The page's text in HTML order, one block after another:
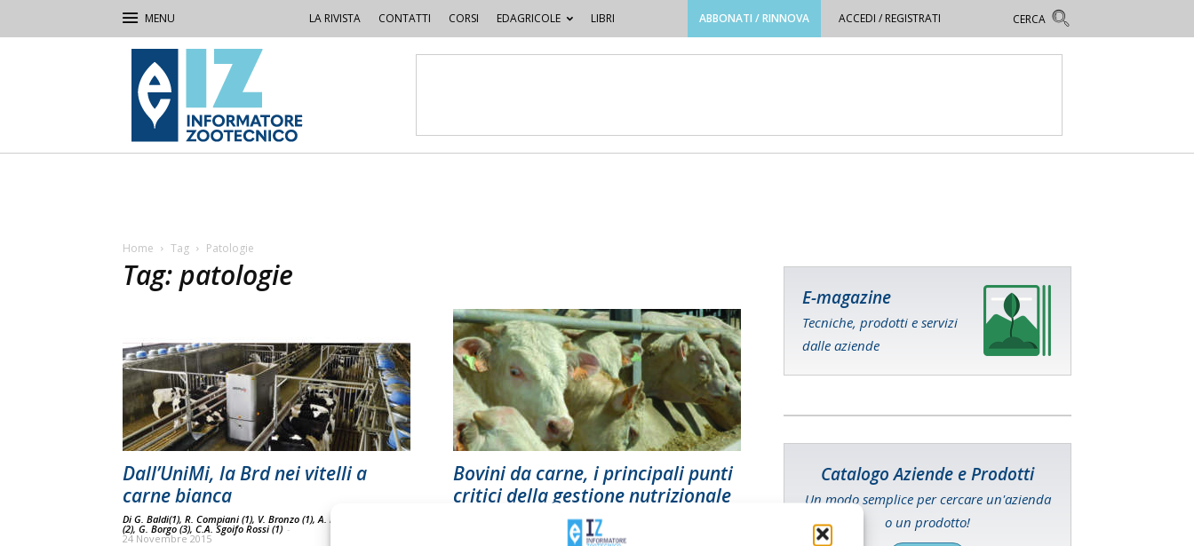
LA RIVISTA CONTATTI CORSI EDAGRICOLE LIBRI ABBONATI / RINNOVA ACCEDI / REGISTRATI
IZ
Informatore
Zootecnico
Home Tag Patologie
Tag: patologie
Dall’UniMi, la Brd nei vitelli a
carne bianca
Di G. Baldi(1), R. Compiani (1), V. Bronzo (1), A. Bassini (2), F. Toni
(2), G. Borgo (3), C.A. Sgoifo Rossi (1) -
24 Novembre 2015
Bovini da carne, i principali punti
critici della gestione nutrizionale
Di G. Baldi, R. Compiani, C.A. Sgoifo Rossi
E-magazine
Tecniche, prodotti e servizi
dalle aziende
Catalogo Aziende e Prodotti
Un modo semplice per cercare un'azienda
o un prodotto!